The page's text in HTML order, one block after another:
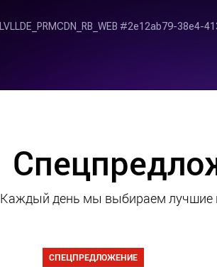
Каждый день мы выбираем лучшие
СПЕЦПРЕДЛОЖЕНИЕ